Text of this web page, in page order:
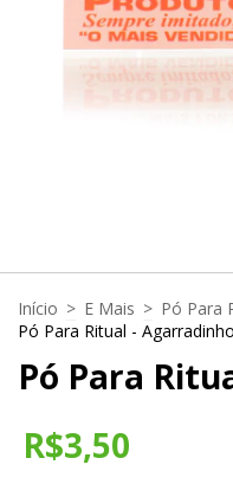
Início > E Mais > Pó Para
Pó Para Ritual - Agarradinho
Pó Para
R$3,50